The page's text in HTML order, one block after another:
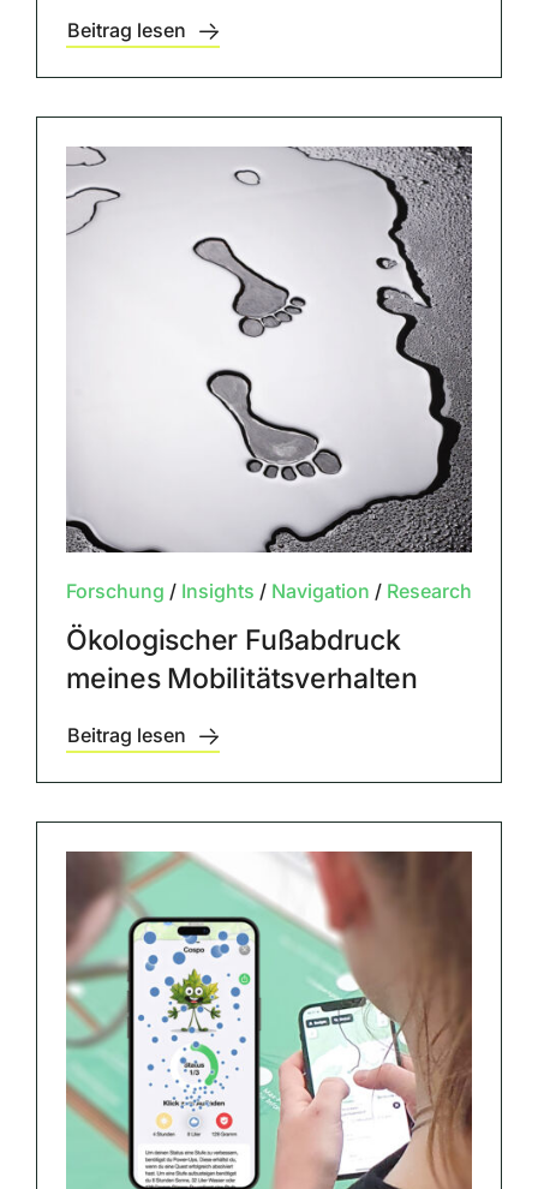
Beitrag lesen
Forschung / Insights / Navigation / Research
Ökologischer Fußabdruck
meines Mobilitätsverhalten
Beitrag lesen